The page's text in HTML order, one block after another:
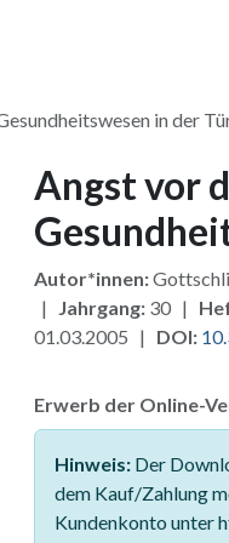
in der
Angst vor
Autor*innen:
| Jahrgang: 30 |
01.03.2005 | DOI:
Erwerb der Online-
Hinweis: Der
dem Kauf/Zahlung
Kundenkonto unter